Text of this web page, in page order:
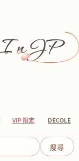
VIP 限定 DECOLE